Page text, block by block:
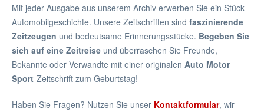
Mit jeder Ausgabe aus unserem Archiv erwerben Sie ein Stück
Automobilgeschichte. Unsere Zeitschriften sind faszinierende
Zeitzeugen und bedeutsame Erinnerungsstücke. Begeben Sie
sich auf eine Zeitreise und überraschen Sie Freunde,
Bekannte oder Verwandte mit einer originalen Auto Motor
Sport-Zeitschrift zum Geburtstag!
Haben Sie Fragen? Nutzen Sie unser Kontaktformular, wir